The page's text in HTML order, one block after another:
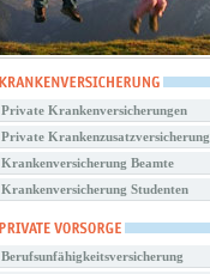
Private Krankenversicherungen
Private Krankenzusatzversicherung
Krankenversicherung Beamte
Krankenversicherung Studenten
Berufsunfähigkeitsversicherung